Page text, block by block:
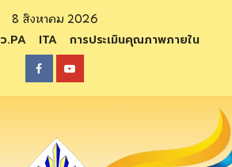
8 สิงหาคม 2026
ว.PA ITA การประเมินคุณภาพภายใน
FacebookYoutube